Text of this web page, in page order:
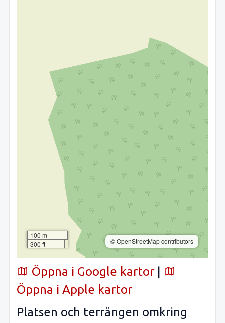
100 m
300 ft
© OpenStreetMap contributors
Öppna i Google kartor |
Öppna i Apple kartor
Platsen och terrängen omkring